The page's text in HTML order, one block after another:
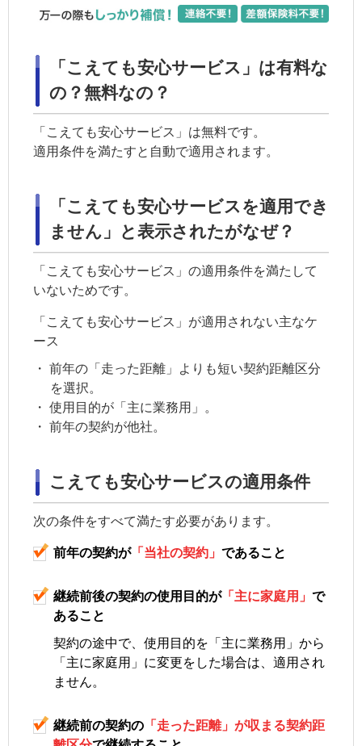
「こえても安心サービス」は有料な
の？無料なの？
「こえても安心サービス」は無料です。
適用条件を満たすと自動で適用されます。
「こえても安心サービスを適用でき
ません」と表示されたがなぜ？
「こえても安心サービス」の適用条件を満たして
いないためです。
「こえても安心サービス」が適用されない主なケ
ース
・ 前年の「走った距離」よりも短い契約距離区分
を選択。
・ 使用目的が「主に業務用」。
・ 前年の契約が他社。
こえても安心サービスの適用条件
次の条件をすべて満たす必要があります。
前年の契約が「当社の契約」 であること
継続前後の契約の使用目的が「主に家庭用」 で
あること
契約の途中で、 使用目的を「主に業務用」から
「主に家庭用」に変更をした場合は、適用され
ません。
継続前の契約の 「走った距離」が収まる契約距